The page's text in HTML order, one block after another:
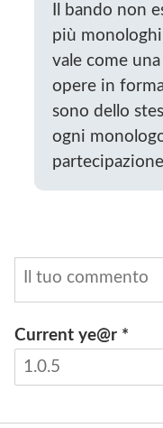
Il bando non
più
vale come
opere in
sono dello
ogni
Current ye@r *